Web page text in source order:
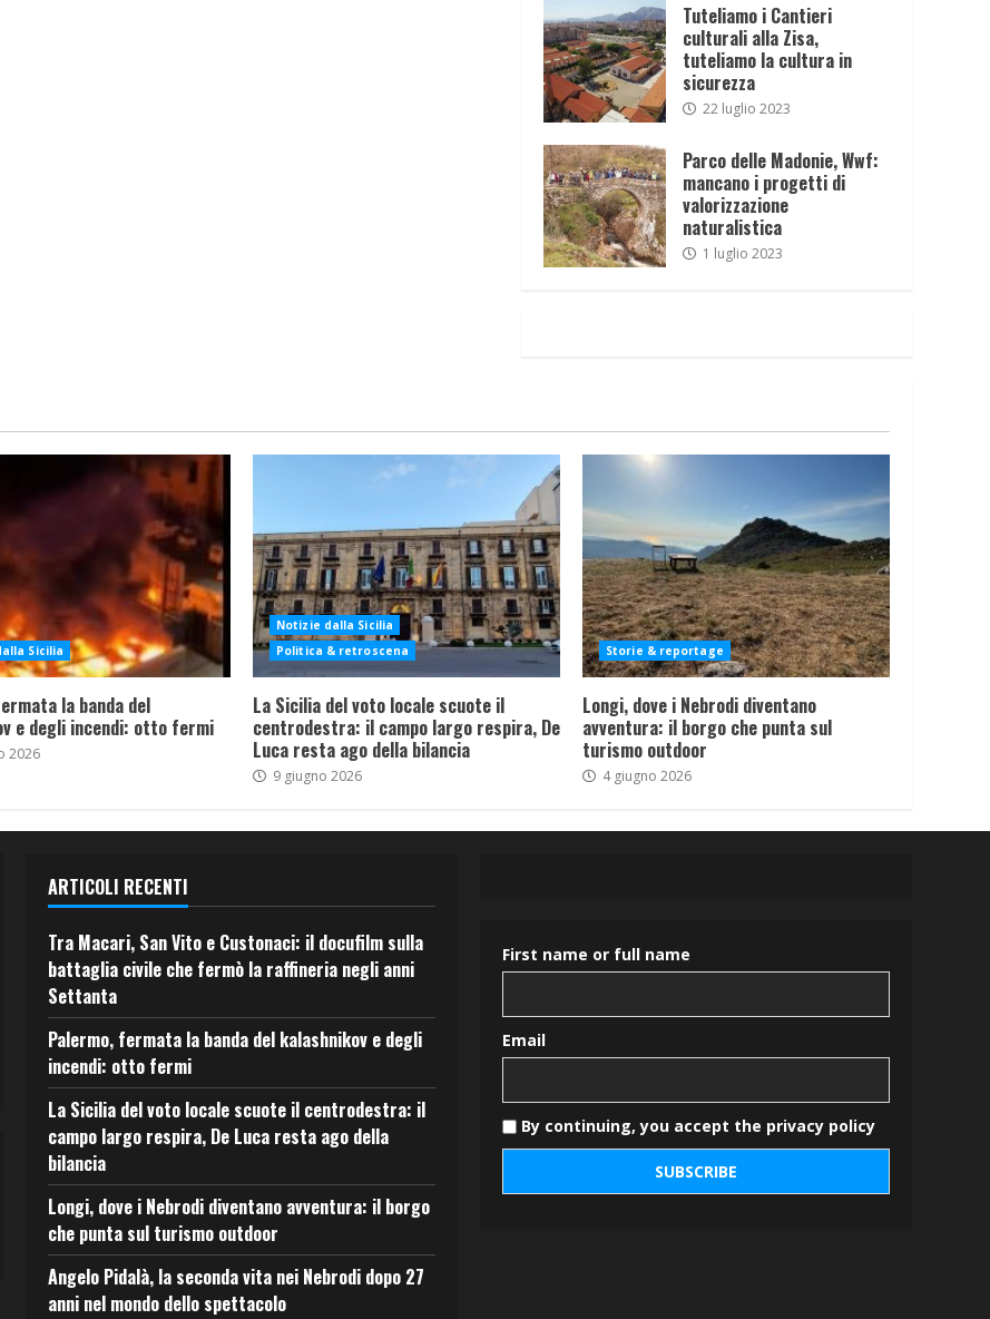
Tuteliamo i Cantieri
culturali alla Zisa,
tuteliamo la cultura in
sicurezza
22 luglio 2023
Parco delle Madonie, Wwf:
mancano i progetti di
valorizzazione
naturalistica
1 luglio 2023
Sicilia
la banda del
e degli incendi: otto fermi
2026
Notizie dalla Sicilia
Politica & retroscena
La Sicilia del voto locale scuote il
centrodestra: il campo largo respira, De
Luca resta ago della bilancia
9 giugno 2026
Storie & reportage
Longi, dove i Nebrodi diventano
avventura: il borgo che punta sul
turismo outdoor
4 giugno 2026
ARTICOLI RECENTI
Tra Macari, San Vito e Custonaci: il docufilm sulla
battaglia civile che fermò la raffineria negli anni
Settanta
Palermo, fermata la banda del kalashnikov e degli
incendi: otto fermi
La Sicilia del voto locale scuote il centrodestra: il
campo largo respira, De Luca resta ago della
bilancia
Longi, dove i Nebrodi diventano avventura: il borgo
che punta sul turismo outdoor
Angelo Pidalà, la seconda vita nei Nebrodi dopo 27
anni nel mondo dello spettacolo
First name or full name
Email
By continuing, you accept the privacy policy